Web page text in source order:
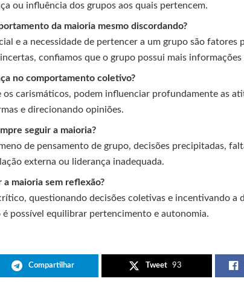
ou influência dos grupos aos quais pertencem.
da maioria mesmo discordando?
e a necessidade de pertencer a um grupo são fatores
confiamos que o grupo possui mais informações
no comportamento coletivo?
os carismáticos, podem influenciar profundamente as
e direcionando opiniões.
seguir a maioria?
de pensamento de grupo, decisões precipitadas,
externa ou liderança inadequada.
maioria sem reflexão?
questionando decisões coletivas e incentivando a
possível equilibrar pertencimento e autonomia.
Compartilhar Tweet 93